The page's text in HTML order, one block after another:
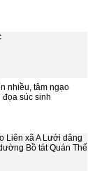
nhiều, tâm ngạo
đọa súc sinh
Liên xã A Lưới dâng
Bồ tát Quán Thế